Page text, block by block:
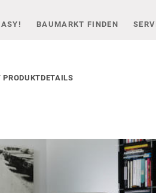
BAUMARKT FINDEN
PRODUKTDETAILS